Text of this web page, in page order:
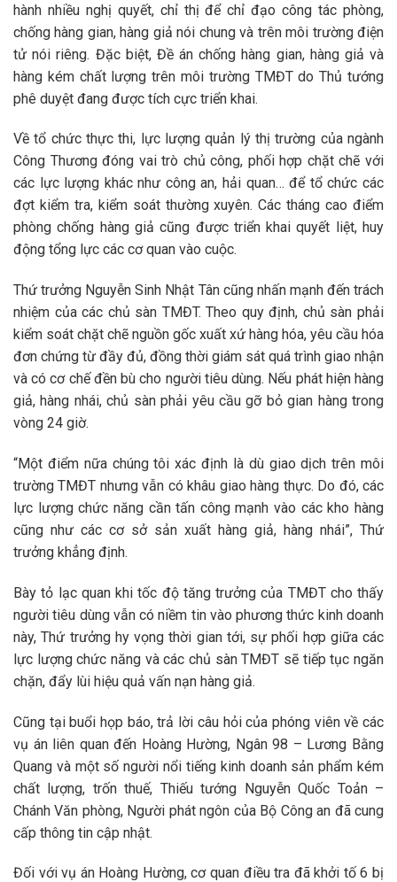
hành nhiều nghị quyết, chỉ thị để chỉ đạo công tác phòng,
chống hàng gian, hàng giả nói chung và trên môi trường điện
tử nói riêng. Đặc biệt, Đề án chống hàng gian, hàng giả và
hàng kém chất lượng trên môi trường TMĐT do Thủ tướng
phê duyệt đang được tích cực triển khai.
Về tổ chức thực thi, lực lượng quản lý thị trường của ngành
Công Thương đóng vai trò chủ công, phối hợp chặt chẽ với
các lực lượng khác như công an, hải quan… để tổ chức các
đợt kiểm tra, kiểm soát thường xuyên. Các tháng cao điểm
phòng chống hàng giả cũng được triển khai quyết liệt, huy
động tổng lực các cơ quan vào cuộc.
Thứ trưởng Nguyễn Sinh Nhật Tân cũng nhấn mạnh đến trách
nhiệm của các chủ sàn TMĐT. Theo quy định, chủ sàn phải
kiểm soát chặt chẽ nguồn gốc xuất xứ hàng hóa, yêu cầu hóa
đơn chứng từ đầy đủ, đồng thời giám sát quá trình giao nhận
và có cơ chế đền bù cho người tiêu dùng. Nếu phát hiện hàng
giả, hàng nhái, chủ sàn phải yêu cầu gỡ bỏ gian hàng trong
vòng 24 giờ.
“Một điểm nữa chúng tôi xác định là dù giao dịch trên môi
trường TMĐT nhưng vẫn có khâu giao hàng thực. Do đó, các
lực lượng chức năng cần tấn công mạnh vào các kho hàng
cũng như các cơ sở sản xuất hàng giả, hàng nhái”, Thứ
trưởng khẳng định.
Bày tỏ lạc quan khi tốc độ tăng trưởng của TMĐT cho thấy
người tiêu dùng vẫn có niềm tin vào phương thức kinh doanh
này, Thứ trưởng hy vọng thời gian tới, sự phối hợp giữa các
lực lượng chức năng và các chủ sàn TMĐT sẽ tiếp tục ngăn
chặn, đẩy lùi hiệu quả vấn nạn hàng giả.
Cũng tại buổi họp báo, trả lời câu hỏi của phóng viên về các
vụ án liên quan đến Hoàng Hường, Ngân 98 – Lương Bằng
Quang và một số người nổi tiếng kinh doanh sản phẩm kém
chất lượng, trốn thuế, Thiếu tướng Nguyễn Quốc Toản –
Chánh Văn phòng, Người phát ngôn của Bộ Công an đã cung
cấp thông tin cập nhật.
Đối với vụ án Hoàng Hường, cơ quan điều tra đã khởi tố 6 bị